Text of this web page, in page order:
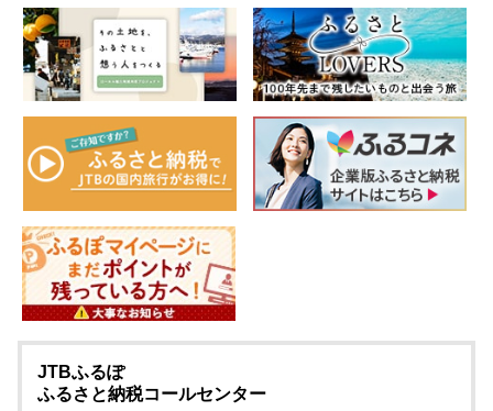
JTBふるぽ
ふるさと納税コールセンター